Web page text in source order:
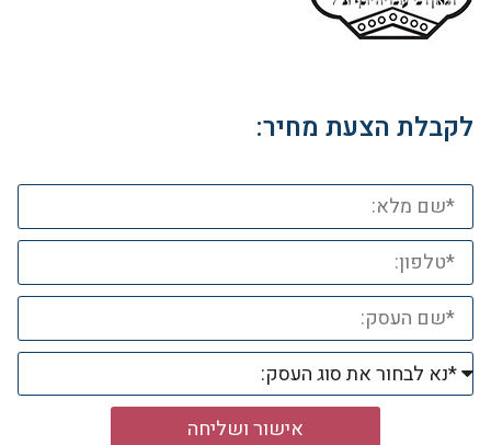
לקבלת הצעת מחיר:
אישור ושליחה